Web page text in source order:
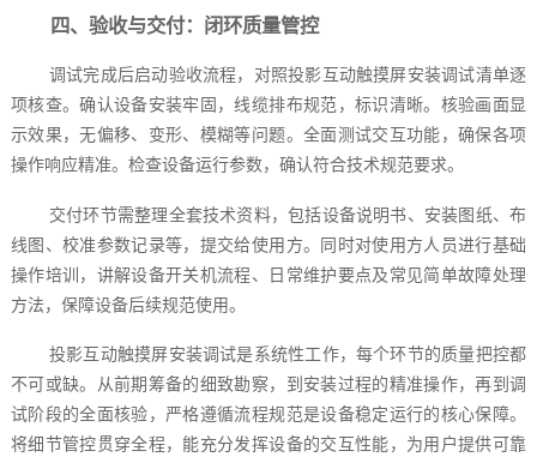
四、验收与交付：闭环质量管控
调试完成后启动验收流程，对照投影互动触摸屏安装调试清单逐
项核查。确认设备安装牢固，线缆排布规范，标识清晰。核验画面显
示效果，无偏移、变形、模糊等问题。全面测试交互功能，确保各项
操作响应精准。检查设备运行参数，确认符合技术规范要求。
交付环节需整理全套技术资料，包括设备说明书、安装图纸、布
线图、校准参数记录等，提交给使用方。同时对使用方人员进行基础
操作培训，讲解设备开关机流程、日常维护要点及常见简单故障处理
方法，保障设备后续规范使用。
投影互动触摸屏安装调试是系统性工作，每个环节的质量把控都
不可或缺。从前期筹备的细致勘察，到安装过程的精准操作，再到调
试阶段的全面核验，严格遵循流程规范是设备稳定运行的核心保障。
将细节管控贯穿全程，能充分发挥设备的交互性能，为用户提供可靠